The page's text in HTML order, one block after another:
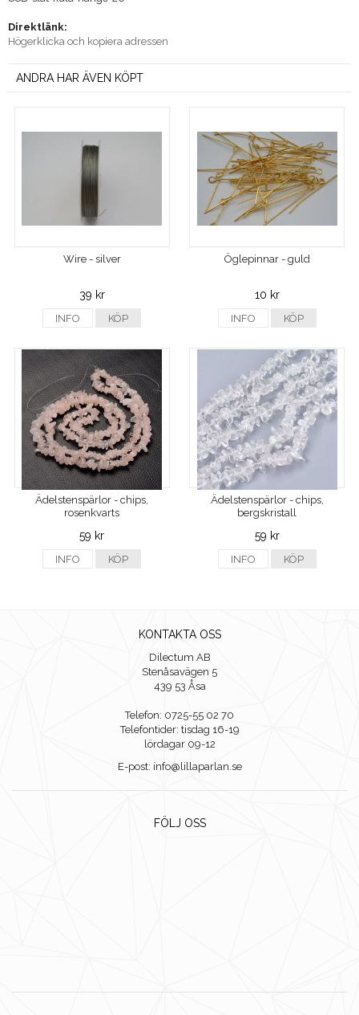
Direktlänk:
Högerklicka och kopiera adressen
ANDRA HAR ÄVEN KÖPT
Wire - silver
39 kr
INFO KÖP
Öglepinnar - guld
10 kr
INFO KÖP
Ädelstenspärlor - chips,
rosenkvarts
59 kr
INFO KÖP
Ädelstenspärlor - chips,
bergskristall
59 kr
INFO KÖP
KONTAKTA OSS
Dilectum AB
Stenåsavägen 5
439 53 Åsa
Telefon: 0725-55 02 70
Telefontider: tisdag 16-19
lördagar 09-12
E-post: info@lillaparlan.se
FÖLJ OSS